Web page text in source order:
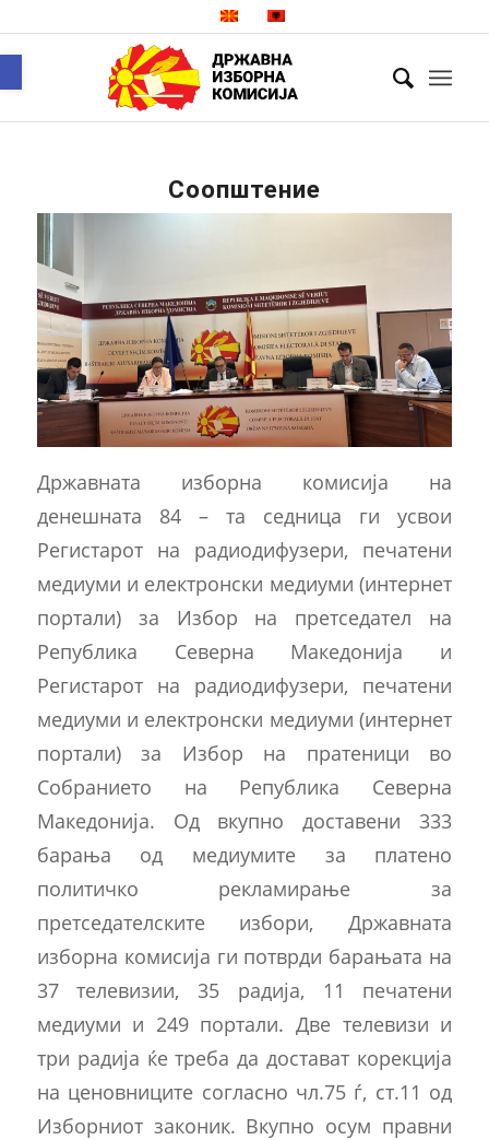
Соопштение
Државната изборна комисија на
денешната 84 – та седница ги усвои
Регистарот на радиодифузери, печатени
медиуми и електронски медиуми (интернет
портали) за Избор на претседател на
Република Северна Македонија и
Регистарот на радиодифузери, печатени
медиуми и електронски медиуми (интернет
портали) за Избор на пратеници во
Собранието на Република Северна
Македонија. Од вкупно доставени 333
барања од медиумите за платено
политичко рекламирање за
претседателските избори, Државната
изборна комисија ги потврди барањата на
37 телевизии, 35 радија, 11 печатени
медиуми и 249 портали. Две телевизи и
три радија ќе треба да достават корекција
на ценовниците согласно чл.75 ѓ, ст.11 од
Изборниот законик. Вкупно осум правни
Open toolbar